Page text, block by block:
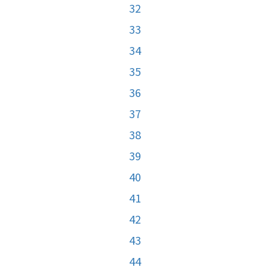
32
33
34
35
36
37
38
39
40
41
42
43
44